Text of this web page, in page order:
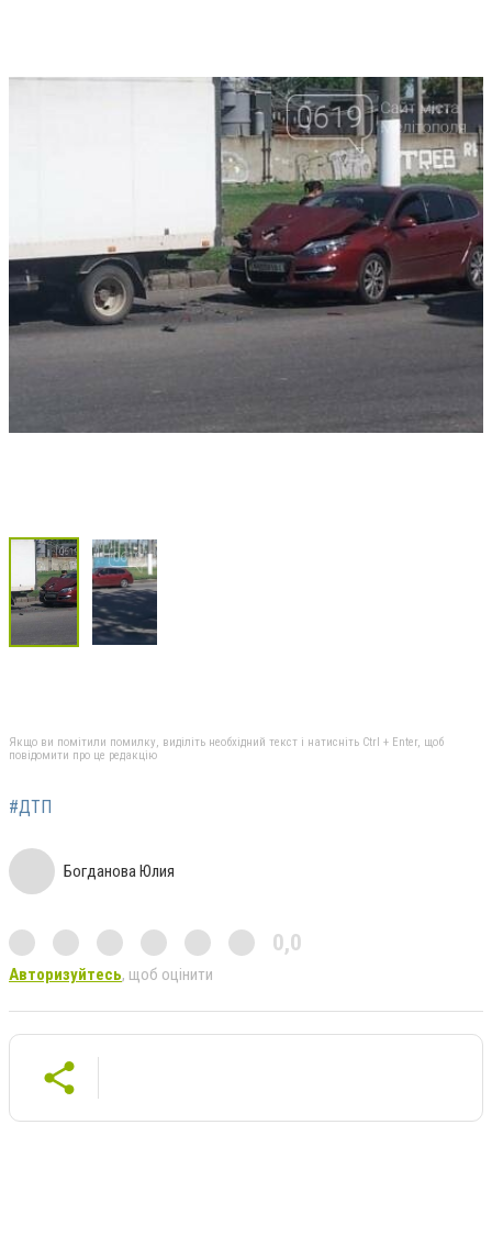
Якщо ви помітили помилку, виділіть необхідний текст і натисніть Ctrl + Enter, щоб
повідомити про це редакцію
#ДТП
Богданова Юлия
0,0
Авторизуйтесь, щоб оцінити